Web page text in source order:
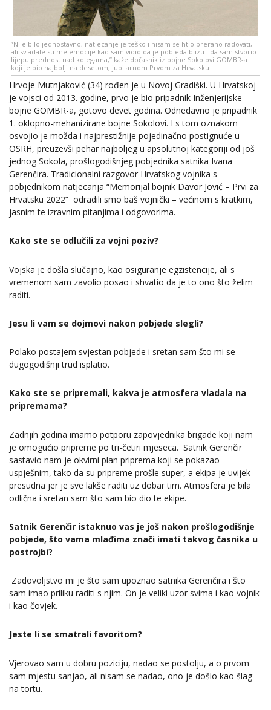
”Nije bilo jednostavno, natjecanje je teško i nisam se htio prerano radovati,
ali svladale su me emocije kad sam vidio da je pobjeda blizu i da sam stvorio
lijepu prednost nad kolegama,” kaže dočasnik iz bojne Sokolovi GOMBR-a
koji je bio najbolji na desetom, jubilarnom Prvom za Hrvatsku
Hrvoje Mutnjaković (34) rođen je u Novoj Gradiški. U Hrvatskoj
je vojsci od 2013. godine, prvo je bio pripadnik Inženjerijske
bojne GOMBR-a, gotovo devet godina. Odnedavno je pripadnik
1. oklopno-mehanizirane bojne Sokolovi. I s tom oznakom
osvojio je možda i najprestižnije pojedinačno postignuće u
OSRH, preuzevši pehar najboljeg u apsolutnoj kategoriji od još
jednog Sokola, prošlogodišnjeg pobjednika satnika Ivana
Gerenčira. Tradicionalni razgovor Hrvatskog vojnika s
pobjednikom natjecanja “Memorijal bojnik Davor Jović – Prvi za
Hrvatsku 2022” odradili smo baš vojnički – većinom s kratkim,
jasnim te izravnim pitanjima i odgovorima.
Kako ste se odlučili za vojni poziv?
Vojska je došla slučajno, kao osiguranje egzistencije, ali s
vremenom sam zavolio posao i shvatio da je to ono što želim
raditi.
Jesu li vam se dojmovi nakon pobjede slegli?
Polako postajem svjestan pobjede i sretan sam što mi se
dugogodišnji trud isplatio.
Kako ste se pripremali, kakva je atmosfera vladala na
pripremama?
Zadnjih godina imamo potporu zapovjednika brigade koji nam
je omogućio pripreme po tri-četiri mjeseca. Satnik Gerenčir
sastavio nam je okvirni plan priprema koji se pokazao
uspješnim, tako da su pripreme prošle super, a ekipa je uvijek
presudna jer je sve lakše raditi uz dobar tim. Atmosfera je bila
odlična i sretan sam što sam bio dio te ekipe.
Satnik Gerenčir istaknuo vas je još nakon prošlogodišnje
pobjede, što vama mlađima znači imati takvog časnika u
postrojbi?
Zadovoljstvo mi je što sam upoznao satnika Gerenčira i što
sam imao priliku raditi s njim. On je veliki uzor svima i kao vojnik
i kao čovjek.
Jeste li se smatrali favoritom?
Vjerovao sam u dobru poziciju, nadao se postolju, a o prvom
sam mjestu sanjao, ali nisam se nadao, ono je došlo kao šlag
na tortu.